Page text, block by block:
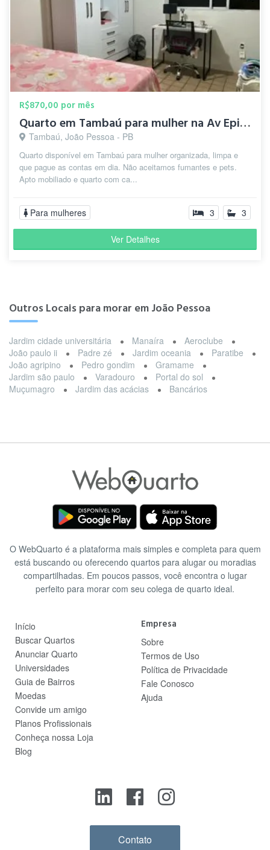
R$870,00 por mês
Quarto em Tambaú para mulher na Av Epitácio Pessoa
Tambaú, João Pessoa - PB
Quarto disponível em Tambaú para mulher organizada, limpa e
que pague as contas em dia. Não aceitamos fumantes e pets.
Apto mobiliado e quarto com ca...
Para mulheres 3 3
Ver Detalhes
Outros Locais para morar em João Pessoa
Jardim cidade universitária Manaíra
Aeroclube
João paulo ii
Padre zé Jardim oceania
Paratibe
João agripino
Pedro gondim
Gramame
Jardim são paulo
Varadouro
Portal do sol
Muçumagro
Jardim das acácias Bancários
O WebQuarto é a plataforma mais simples e completa para quem
está buscando ou oferecendo quartos para alugar ou moradias
compartilhadas. Em poucos passos, você encontra o lugar
perfeito para morar com seu colega de quarto ideal.
Início
Buscar Quartos
Anunciar Quarto
Universidades
Guia de Bairros
Moedas
Convide um amigo
Planos Profissionais
Conheça nossa Loja
Blog
Empresa
Sobre
Termos de Uso
Política de Privacidade
Fale Conosco
Ajuda
Contato